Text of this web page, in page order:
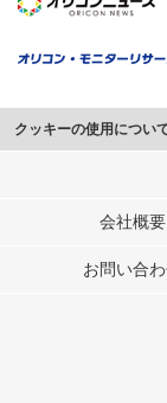
クッキーの使用につい
このサイトでは
行っています。
メディアや広告配信、
会社概要
お問い合